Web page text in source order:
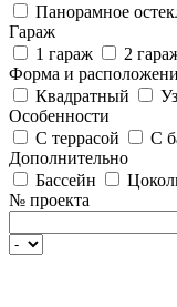
Панорамное
Гараж
1 гараж
2
Форма и
Квадратный
Особенности
С террасой
С
Дополнительно
Бассейн
№ проекта